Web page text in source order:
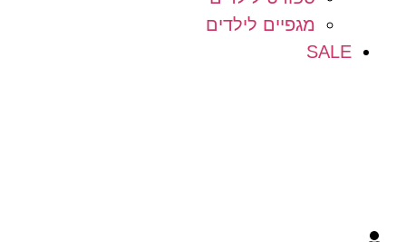
מגפיים לילדים
SALE